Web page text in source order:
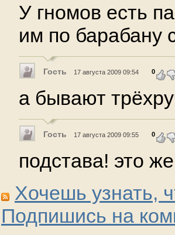
У гномов есть
им по барабану
Гость 17 августа 2009 09:54 0
а бывают
Гость 17 августа 2009 09:55 0
подстава! это
Хочешь узнать,
Подпишись на